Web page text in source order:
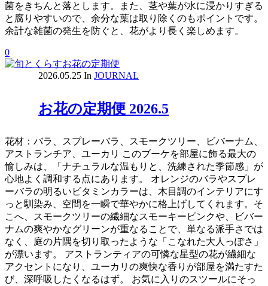
菌をきちんと落とします。また、茎や葉が水に浸かりすぎる
と腐りやすいので、余分な葉は取り除くのもポイントです。
余計な雑菌の発生を防ぐと、花がより長く楽しめます。
0
2026.05.25 In JOURNAL
お花の定期便 2026.5
花材：バラ、スプレーバラ、スモークツリー、ビバーナム、
アストランチア、ユーカリ このブーケを部屋に飾る最大の
愉しみは、「ナチュラルな温もりと、洗練された季節感」が
心地よく調和する点にあります。 オレンジのバラやスプレ
ーバラの明るいビタミンカラーは、木目調のインテリアにす
っと馴染み、空間を一瞬で華やかに格上げしてくれます。そ
こへ、スモークツリーの繊細なスモーキーピンクや、ビバー
ナムの爽やかなグリーンが重なることで、単なる派手さでは
なく、庭の片隅を切り取ったような「こなれた大人っぽさ」
が漂います。 アストランティアの可憐な星型の花が繊細な
アクセントになり、ユーカリの爽快な香りが部屋を満たすた
び、深呼吸したくなるはず。 お気に入りのスツールにそっ